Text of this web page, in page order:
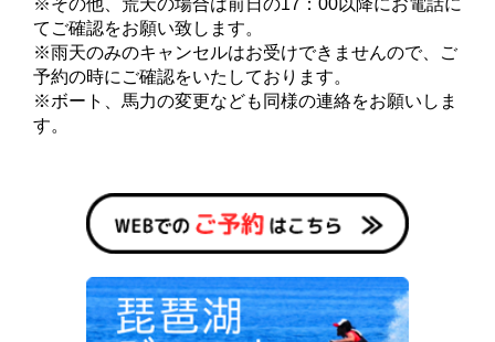
※その他、荒天の場合は前日の17：00以降にお電話に
てご確認をお願い致します。
※雨天のみのキャンセルはお受けできませんので、ご
予約の時にご確認をいたしております。
※ボート、馬力の変更なども同様の連絡をお願いしま
す。